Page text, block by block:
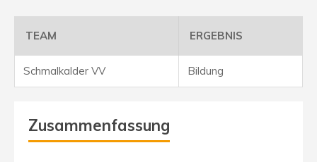
TEAM ERGEBNIS
Schmalkalder VV Bildung
Zusammenfassung